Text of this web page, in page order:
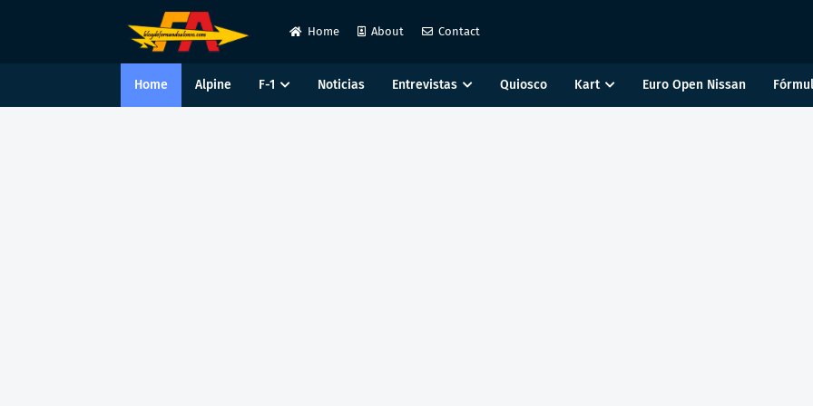
Home About Contact
Home Alpine F-1 Noticias Entrevistas Quiosco Kart Euro Open Nissan